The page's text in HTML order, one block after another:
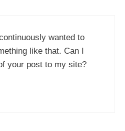
wanted to
like that. Can I
your post to my site?